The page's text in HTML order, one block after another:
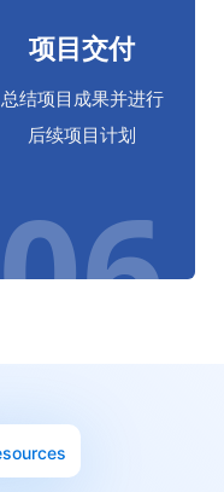
项目交付
总结项目成果并进行
后续项目计划
06